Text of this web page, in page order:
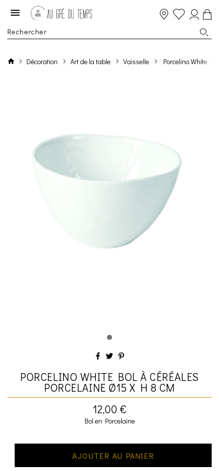
Décoration Art de la table Vaisselle Porcelino White
PORCELINO WHITE BOL À CÉRÉALES
PORCELAINE Ø15 X H 8 CM
12,00 €
Bol en Porcelaine
AJOUTER AU PANIER